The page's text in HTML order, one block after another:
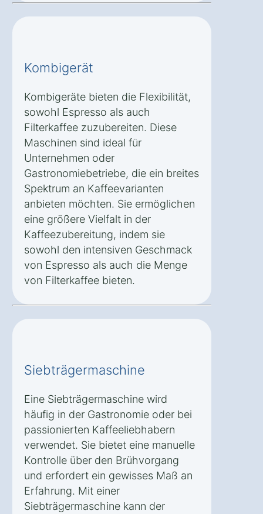
Kombigerät
Kombigeräte bieten die Flexibilität,
sowohl Espresso als auch
Filterkaffee zuzubereiten. Diese
Maschinen sind ideal für
Unternehmen oder
Gastronomiebetriebe, die ein breites
Spektrum an Kaffeevarianten
anbieten möchten. Sie ermöglichen
eine größere Vielfalt in der
Kaffeezubereitung, indem sie
sowohl den intensiven Geschmack
von Espresso als auch die Menge
von Filterkaffee bieten.
Siebträgermaschine
Eine Siebträgermaschine wird
häufig in der Gastronomie oder bei
passionierten Kaffeeliebhabern
verwendet. Sie bietet eine manuelle
Kontrolle über den Brühvorgang
und erfordert ein gewisses Maß an
Erfahrung. Mit einer
Siebträgermaschine kann der